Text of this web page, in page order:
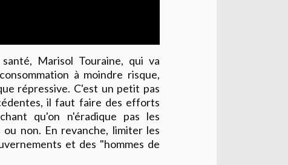
Marisol Touraine, qui va
à moindre risque,
répressive. C'est un petit pas
il faut faire des efforts
qu'on n'éradique pas les
non. En revanche, limiter les
et des "hommes de